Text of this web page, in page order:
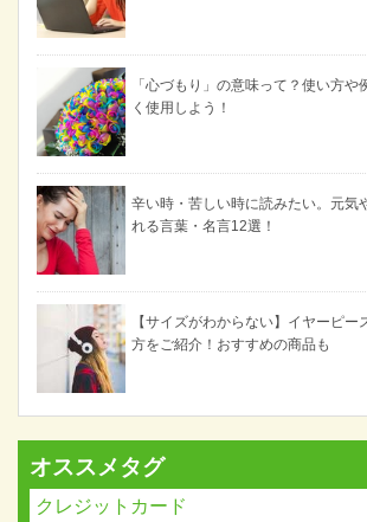
「心づもり」の意味って？使い方や
く使用しよう！
辛い時・苦しい時に読みたい。元気
れる言葉・名言12選！
【サイズがわからない】イヤーピー
方をご紹介！おすすめの商品も
オススメタグ
クレジットカード